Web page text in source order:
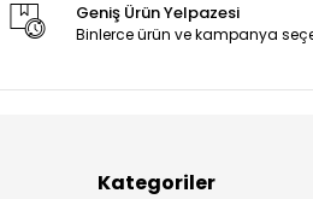
Geniş Ürün Yelpazesi
Binlerce ürün ve kampanya
Kategoriler